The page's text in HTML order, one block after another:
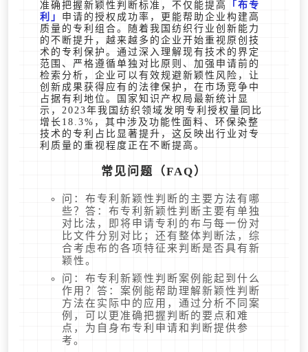
准确把握新颖性判断标准，不仅能提高
布专
利
申请的授权成功率，更能帮助企业构建高
质量的专利组合。随着我国纺织行业创新能力
的不断提升，越来越多的企业开始重视原创技
术的专利保护。通过深入理解现有技术的界定
范围、严格遵循单独对比原则、加强申请前的
检索分析，企业可以有效规避新颖性风险，让
创新成果获得应有的法律保护，在市场竞争中
占据有利地位。国家知识产权局最新统计显
示，2023年我国纺织领域发明专利授权量同比
增长18.3%，其中涉及功能性面料、环保染整
技术的专利占比显著提升，这反映出行业对专
利质量的重视程度正在不断提高。
常见问题（FAQ）
问：布专利新颖性判断的主要方法有哪
些？答：布专利新颖性判断主要有单独
对比法，即将申请专利的布与每一份对
比文件分别对比；还有整体判断法，综
合考虑布的各项特征来判断是否具有新
颖性。
问：布专利新颖性判断案例能起到什么
作用？答：案例能帮助理解新颖性判断
方法在实际中的应用，通过分析不同案
例，可以更准确把握判断的要点和难
点，为自身布专利申请和判断提供参
考。